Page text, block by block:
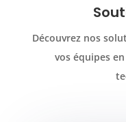
Découvrez nos
vos équipes